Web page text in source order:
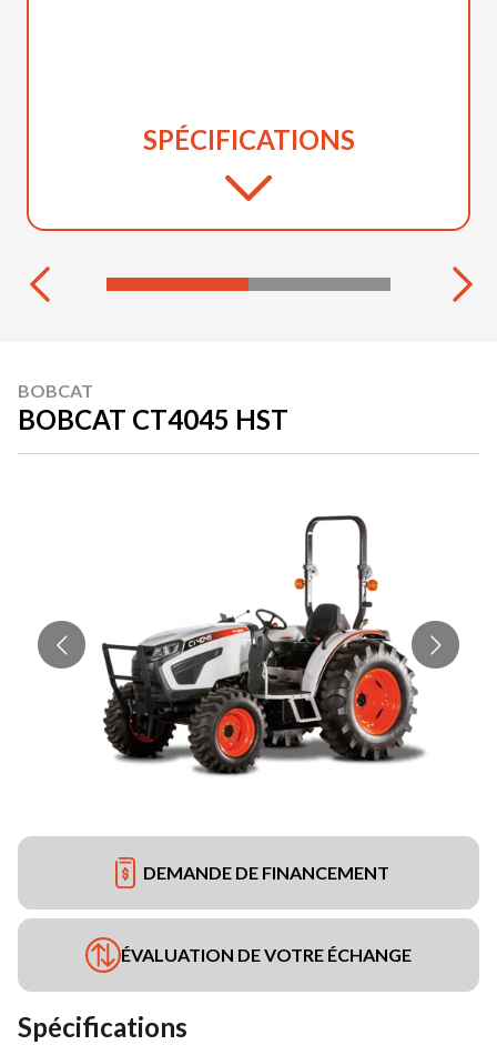
SPÉCIFICATIONS
BOBCAT
BOBCAT CT4045 HST
DEMANDE DE FINANCEMENT
ÉVALUATION DE VOTRE ÉCHANGE
Spécifications